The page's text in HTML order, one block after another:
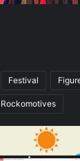
Festival
Rockomotives